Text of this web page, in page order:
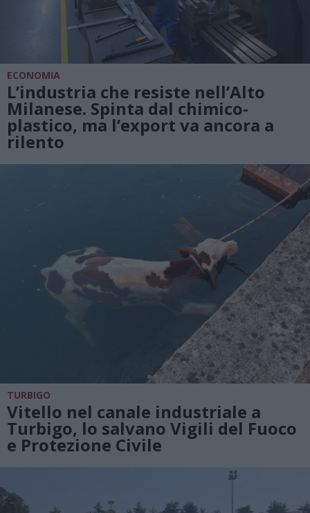
ECONOMIA
L’industria che resiste nell’Alto
Milanese. Spinta dal chimico-
plastico, ma l’export va ancora a
rilento
TURBIGO
Vitello nel canale industriale a
Turbigo, lo salvano Vigili del Fuoco
e Protezione Civile